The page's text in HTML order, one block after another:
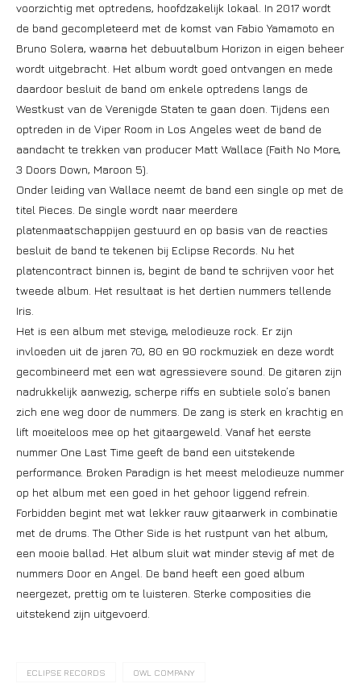
voorzichtig met optredens, hoofdzakelijk lokaal. In 2017 wordt
de band gecompleteerd met de komst van Fabio Yamamoto en
Bruno Solera, waarna het debuutalbum Horizon in eigen beheer
wordt uitgebracht. Het album wordt goed ontvangen en mede
daardoor besluit de band om enkele optredens langs de
Westkust van de Verenigde Staten te gaan doen. Tijdens een
optreden in de Viper Room in Los Angeles weet de band de
aandacht te trekken van producer Matt Wallace (Faith No More,
3 Doors Down, Maroon 5).
Onder leiding van Wallace neemt de band een single op met de
titel Pieces. De single wordt naar meerdere
platenmaatschappijen gestuurd en op basis van de reacties
besluit de band te tekenen bij Eclipse Records. Nu het
platencontract binnen is, begint de band te schrijven voor het
tweede album. Het resultaat is het dertien nummers tellende
Iris.
Het is een album met stevige, melodieuze rock. Er zijn
invloeden uit de jaren 70, 80 en 90 rockmuziek en deze wordt
gecombineerd met een wat agressievere sound. De gitaren zijn
nadrukkelijk aanwezig, scherpe riffs en subtiele solo’s banen
zich ene weg door de nummers. De zang is sterk en krachtig en
lift moeiteloos mee op het gitaargeweld. Vanaf het eerste
nummer One Last Time geeft de band een uitstekende
performance. Broken Paradign is het meest melodieuze nummer
op het album met een goed in het gehoor liggend refrein.
Forbidden begint met wat lekker rauw gitaarwerk in combinatie
met de drums. The Other Side is het rustpunt van het album,
een mooie ballad. Het album sluit wat minder stevig af met de
nummers Door en Angel. De band heeft een goed album
neergezet, prettig om te luisteren. Sterke composities die
uitstekend zijn uitgevoerd.
ECLIPSE RECORDS OWL COMPANY